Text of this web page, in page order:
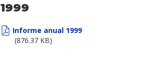
1999
Informe anual 1999
(876.37 KB)